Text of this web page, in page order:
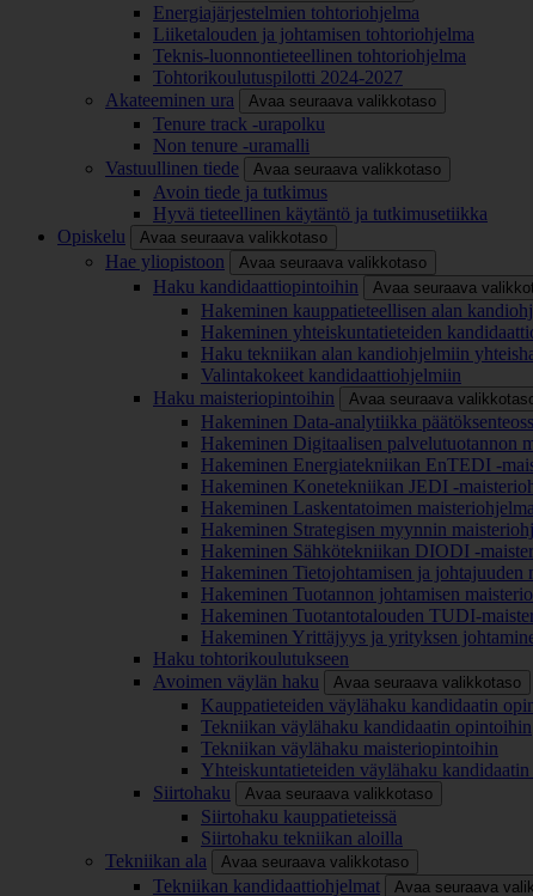
Energiajärjestelmien tohtoriohjelma
Liiketalouden ja johtamisen tohtoriohjelma
Teknis-luonnontieteellinen tohtoriohjelma
Tohtorikoulutuspilotti 2024-2027
Akateeminen ura
Avaa seuraava valikkotaso
Tenure track -urapolku
Non tenure -uramalli
Vastuullinen tiede
Avaa seuraava valikkotaso
Avoin tiede ja tutkimus
Hyvä tieteellinen käytäntö ja tutkimusetiikka
Opiskelu
Avaa seuraava valikkotaso
Hae yliopistoon Avaa seuraava valikkotaso
Haku kandidaattiopintoihin Avaa seuraava
Hakeminen kauppatieteellisen alan
Hakeminen yhteiskuntatieteiden
Haku tekniikan alan kandiohjelmiin
Valintakokeet kandidaattiohjelmiin
Haku maisteriopintoihin
Avaa seuraava
Hakeminen Data-analytiikka
Hakeminen Digitaalisen palvelutuotannon
Hakeminen Energiatekniikan EnTEDI -
Hakeminen Konetekniikan JEDI -
Hakeminen Laskentatoimen
Hakeminen Strategisen myynnin
Hakeminen Sähkötekniikan DIODI -
Hakeminen Tietojohtamisen ja johtajuuden
Hakeminen Tuotannon johtamisen
Hakeminen Tuotantotalouden TUDI-
Hakeminen Yrittäjyys ja yrityksen
Haku tohtorikoulutukseen
Avoimen väylän haku
Avaa seuraava valikkotaso
Kauppatieteiden väylähaku kandidaatin
Tekniikan väylähaku kandidaatin opintoihin
Tekniikan väylähaku maisteriopintoihin
Yhteiskuntatieteiden väylähaku
Siirtohaku
Avaa seuraava valikkotaso
Siirtohaku kauppatieteissä
Siirtohaku tekniikan aloilla
Tekniikan ala
Avaa seuraava valikkotaso
Tekniikan kandidaattiohjelmat Avaa seuraava